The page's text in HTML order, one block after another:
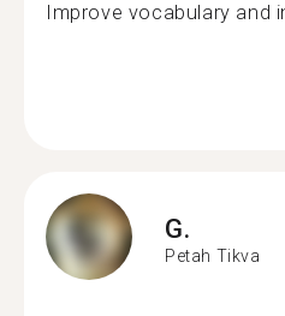
Improve vocabulary and
G.
Petah Tikva